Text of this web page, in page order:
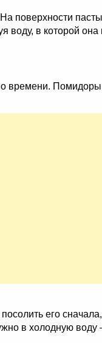
поверхности
воду, в которой она
времени. Помидоры
его сначала,
в холодную воду